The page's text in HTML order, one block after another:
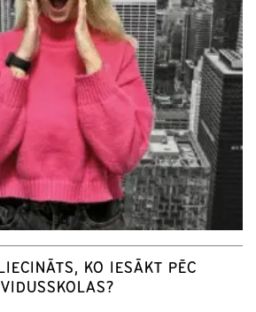
KO IESĀKT PĒC
VIDUSSKOLAS?